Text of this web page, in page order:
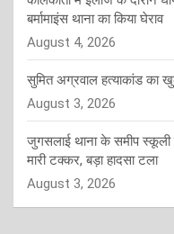
बर्मामाइंस थाना का किया घेराव
August 4, 2026
सुमित अग्रवाल हत्याकांड का
August 3, 2026
जुगसलाई थाना के समीप
मारी टक्कर, बड़ा हादसा टला
August 3, 2026